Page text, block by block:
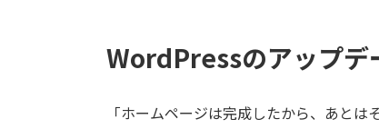
WordPressのアップデ
「ホームページは完成したから、あとは